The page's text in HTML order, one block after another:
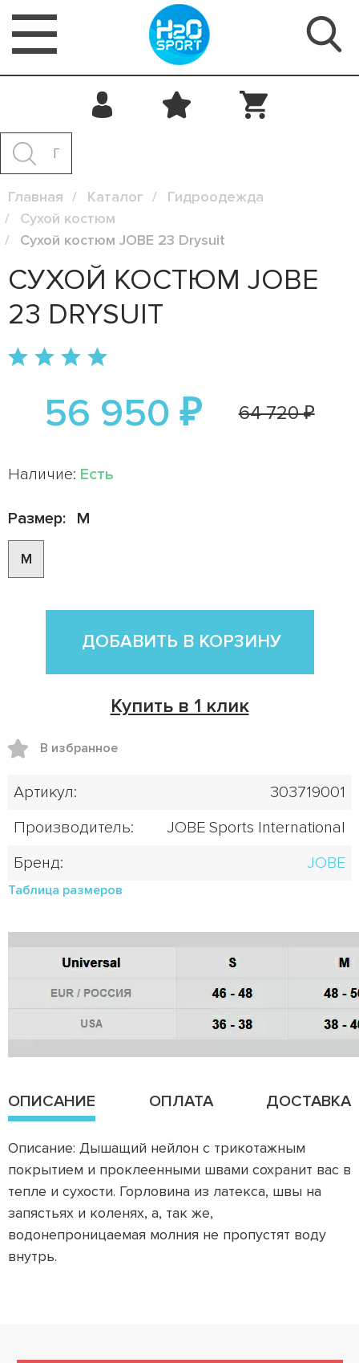
Главная Каталог
Гидроодежда
Сухой костюм
Сухой костюм JOBE 23 Drysuit
СУХОЙ КОСТЮМ JOBE
23 DRYSUIT
56 950 ₽ 64 720 ₽
Наличие: Есть
Размер: M
M
ДОБАВИТЬ В КОРЗИНУ
Купить в 1 клик
В избранное
Артикул:
303719001
Производитель:
JOBE Sports International
Бренд:
JOBE
Таблица размеров
ОПИСАНИЕ ОПЛАТА ДОСТАВКА
Описание: Дышащий нейлон с трикотажным
покрытием и проклеенными швами сохранит вас в
тепле и сухости. Горловина из латекса, швы на
запястьях и коленях, а, так же,
водонепроницаемая молния не пропустят воду
внутрь.